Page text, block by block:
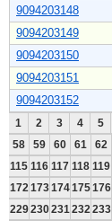
9094203148
9094203149
9094203150
9094203151
9094203152
1 2 3 4 5
58
59 60 61 62
115 116 117 118 119
172 173174175176
229230231 232 233